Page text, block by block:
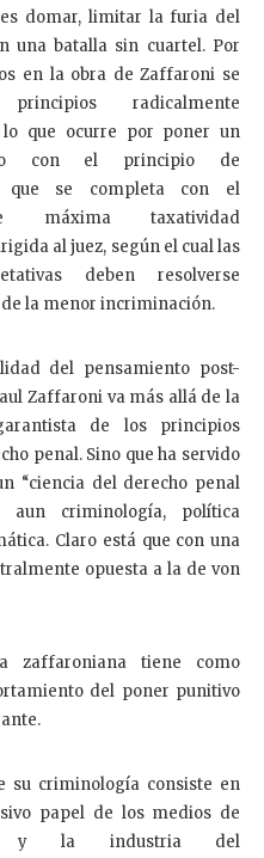
domar, limitar la furia del
una batalla sin cuartel. Por
en la obra de Zaffaroni se
radicalmente
lo que ocurre por poner un
con el principio de
que se completa con el
máxima taxatividad
al juez, según el cual las
deben resolverse
la menor incriminación.
del pensamiento post-
Zaffaroni va más allá de la
de los principios
penal. Sino que ha servido
“ciencia del derecho penal
aun criminología, política
Claro está que con una
opuesta a la de von
zaffaroniana tiene como
del poner punitivo
su criminología consiste en
papel de los medios de
y la industria del